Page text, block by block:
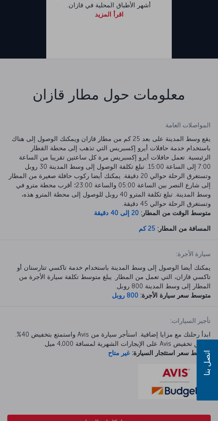
أشهر الأطباق المحلية في قازان.
اقرأ المزيد
معلومات حول مطار قازان
المواصلات العامة
يقع وسط المدينة على بعد 25 كم من مطار قازان ويمكنك الوصول إلى هناك
باستخدام خدمة حافلات أيرو إكسبريس التي تذهب إلى محطة القطار
الرئيسية. تعمل حافلات أيرو إكسبريس مرة كل ساعتين تقريبا من الساعة
7:00 إلى الساعة 15:00. تبلغ تكلفة الوصول إلى وسط المدينة 30 روبل
وتستغرق الرحلة حوالي 20 دقيقة. يمكنك أيضا ركوب حافلة صغيرة من المطار
إلى شارع النصر بين الساعة 05:00 والساعة 23:00؛ أقرب محطة مترو في
وسط المدينة. تبلغ تكلفة المترو 40 روبل للوصول إلى محطة المترو هذه،
وتستغرق الرحلة حوالي 45 دقيقة.
متوسط الوقت من المطار: 20 إلى 40 دقيقة
المسافة من المطار: 25 كم
سيارة الأجرة:
يمكنك أيضا الوصول إلى وسط المدينة باستخدام خدمة تاكسي تتارستان أو
تاكسي قازان، التي تعمل من المطار. يبلغ متوسط تكلفة سيارة الأجرة من
المطار إلى وسط المدينة 800 روبل.
متوسط سعر سيارة الأجرة: 800 روبل
تأجير السيارات:
ابدأ رحلتك مع مزايا إضافية. استأجر سيارة من Avis واستمتع بتخفيض 40%.
ينطبق تخفيض Avis على الإيجارات الشهرية لمسافة 4,000 ميل.
متوسط سعر استئجار السيارة: غير متاح اتصل بنا